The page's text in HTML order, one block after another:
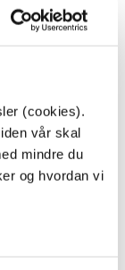
(cookies).
vår skal
mindre du
og hvordan vi
på